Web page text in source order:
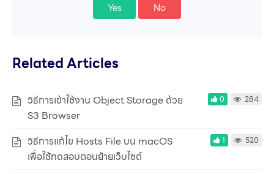
Yes No
Related Articles
วิธีการเข้าใช้งาน Object Storage ด้วย
S3 Browser
0 284
วิธีการแก้ไข Hosts File บน macOS
เพื่อใช้ทดสอบตอนย้ายเว็บไซต์
1 520